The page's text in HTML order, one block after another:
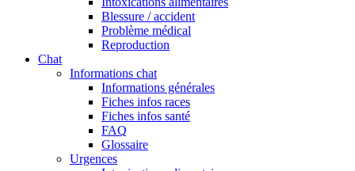
Blessure / accident
Problème médical
Reproduction
Chat
Informations chat
Informations générales
Fiches infos races
Fiches infos santé
FAQ
Glossaire
Urgences